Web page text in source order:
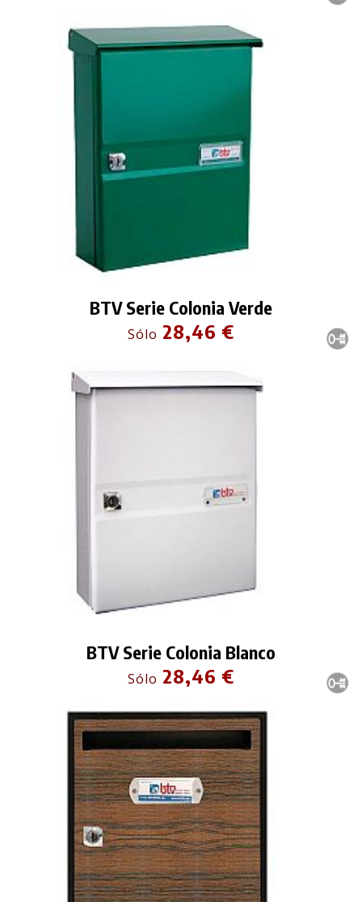
BTV Serie Colonia Verde
Sólo 28,46 €
BTV Serie Colonia Blanco
Sólo 28,46 €